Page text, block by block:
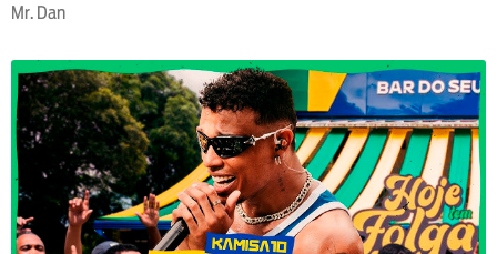
Mr. Dan